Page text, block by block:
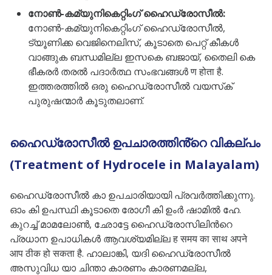
നോൺ-കമ്യുനികെറ്റിംഗ് ഹൈഡ്രോസീൽ:
നോൺ-കമ്യുനികെറ്റിംഗ് ഹൈഡ്രോസീൽ,
ട്യൂണിക്ക വെജിനെലിസ്, കൂടാതെ പെറ്റ് കീകൾ
വാങ്ങുക ബന്ധമില്ല ഇസകെ ബജായ്, തൈലി കെ
ഭീകരർ തരൽ പദാർത്ഥ സംഭവങ്ങൾ ण होता है.
ഇത്തരത്തിൽ ഒരു ഹൈഡ്രോസീൽ വയസ്‌ക്
പുരുഷന്മാർ കൂടുതലാണ്.
ഹൈഡ്രോസീൽ ഉപചാരത്തിൻ്റെ വികല്പം
(Treatment of Hydrocele in Malayalam)
ഹൈഡ്രോസീൽ കാ ഉപചാരിയായി പ്രവർത്തിക്കുന്നു.
ഓം കി ഉപസ്ഥി കൂടാതെ രോഗീ കി ഉംർ ഷാമിൽ ഹേ.
കുറച്ച് മാമലോൺ, ഛോട്ടേ ഹൈഡ്രോസിലിൻറെ
പ്രധാന ഉപാധികൾ ആവശ്യമില്ല ह समय का साथ अपने
आप ठीक हो सकता है. ഹാലാങ്കി, യദി ഹൈഡ്രോസീൽ
അസുവിധ യാ ചിന്താ കാരണം കാരണമല്ല,